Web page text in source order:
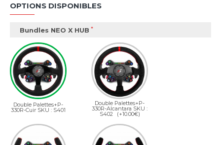
OPTIONS DISPONIBLES
Bundles NEO X HUB
Double Palettes+P-
330R-Cuir SKU : S401
Double Palettes+P-
330R-Alcantara SKU :
S402 (+10.00€)